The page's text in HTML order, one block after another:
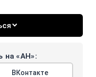
на «АН»:
ВКонтакте